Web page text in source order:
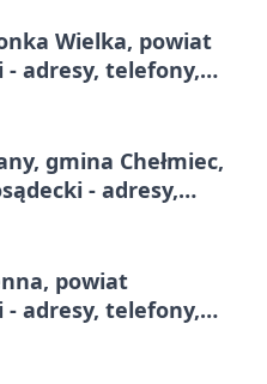
Wielka, powiat
- adresy, telefony,
gmina Chełmiec,
- adresy,
powiat
- adresy, telefony,